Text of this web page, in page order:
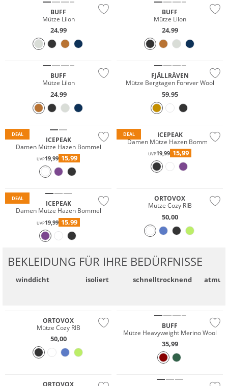
BUFF
Mütze Lilon
24,99
BUFF
Mütze Lilon
24,99
BUFF
Mütze Lilon
24,99
FJÄLLRÄVEN
Mütze Bergtagen Forever Wool
59,95
DEAL
Preis & Wert
ICEPEAK
Damen Mütze Hazen Bommel
UVP19,99 15,99
DEAL
ICEPEAK
Damen Mütze Hazen Bommel
UVP19,99 15,99
DEAL
ICEPEAK
Damen Mütze Hazen Bommel
UVP19,99 15,99
ORTOVOX
Mütze Cozy RIB
50,00
BEKLEIDUNG FÜR IHRE BEDÜRFNISSE
winddicht isoliert schnell­trocknend
ORTOVOX
Mütze Cozy RIB
50,00
BUFF
Mütze Heavyweight Merino Wool
35,99
ORTOVOX